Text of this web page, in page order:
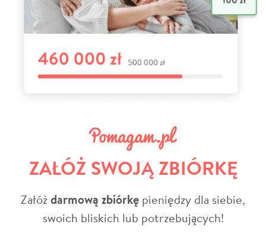
ZAŁÓŻ SWOJĄ ZBIÓRKĘ
Załóżdarmową zbiórkę pieniędzy dla siebie,
swoich bliskich lub potrzebujących!